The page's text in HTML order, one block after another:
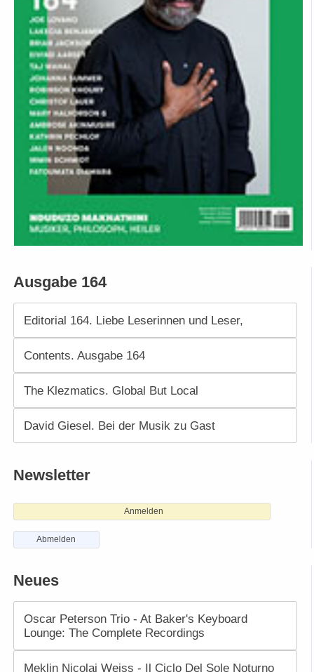
Ausgabe 164
Editorial 164. Liebe Leserinnen und Leser,
Contents. Ausgabe 164
The Klezmatics. Global But Local
David Giesel. Bei der Musik zu Gast
Newsletter
Anmelden
Abmelden
Neues
Oscar Peterson Trio - At Baker's Keyboard
Lounge: The Complete Recordings
Meklin Nicolai Weiss - Il Ciclo Del Sole Noturno